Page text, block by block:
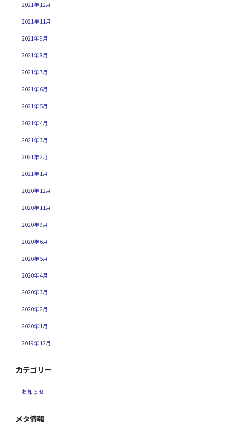
2021年12月
2021年11月
2021年9月
2021年8月
2021年7月
2021年6月
2021年5月
2021年4月
2021年3月
2021年2月
2021年1月
2020年12月
2020年11月
2020年9月
2020年6月
2020年5月
2020年4月
2020年3月
2020年2月
2020年1月
2019年12月
カテゴリー
お知らせ
メタ情報